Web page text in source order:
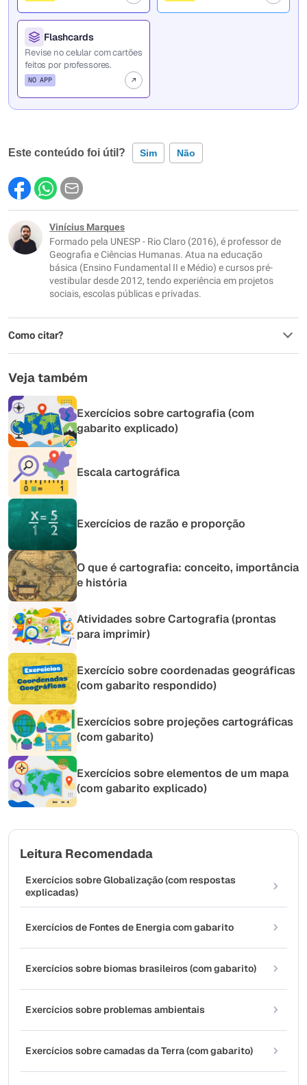
Flashcards
Revise no celular com cartões
feitos por professores.
NO APP
Este conteúdo foi útil? Sim Não
Este conteúdo contém informação incorreta
Este conteúdo não tem a informação que procuro
Outro
Vinícius Marques
Formado pela UNESP - Rio Claro (2016), é professor de
Geografia e Ciências Humanas. Atua na educação
básica (Ensino Fundamental II e Médio) e cursos pré-
vestibular desde 2012, tendo experiência em projetos
sociais, escolas públicas e privadas.
Como citar?
Veja também
Exercícios sobre cartografia (com
gabarito explicado)
Escala cartográfica
Exercícios de razão e proporção
O que é cartografia: conceito, importância
e história
Atividades sobre Cartografia (prontas
para imprimir)
Exercício sobre coordenadas geográficas
(com gabarito respondido)
Exercícios sobre projeções cartográficas
(com gabarito)
Exercícios sobre elementos de um mapa
(com gabarito explicado)
Leitura Recomendada
Exercícios sobre Globalização (com respostas
explicadas)
Exercícios de Fontes de Energia com gabarito
Exercícios sobre biomas brasileiros (com gabarito)
Exercícios sobre problemas ambientais
Exercícios sobre camadas da Terra (com gabarito)